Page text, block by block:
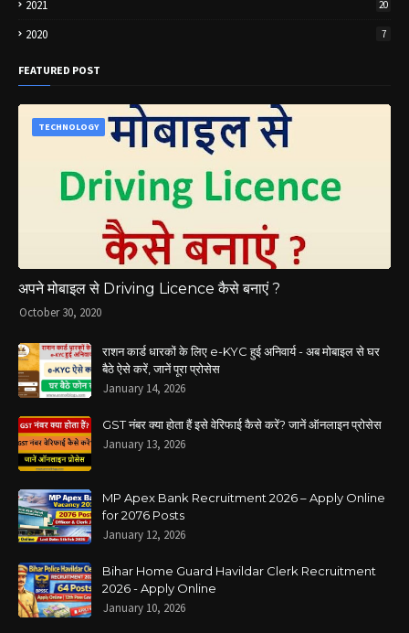
2021 20
2020 7
FEATURED POST
TECHNOLOGY
अपने मोबाइल से Driving Licence कैसे बनाएं ?
October 30, 2020
राशन कार्ड धारकों के लिए e-KYC हुई अनिवार्य - अब मोबाइल से घर
बैठे ऐसे करें, जानें पूरा प्रोसेस
January 14, 2026
GST नंबर क्या होता हैं इसे वेरिफाई कैसे करें? जानें ऑनलाइन प्रोसेस
January 13, 2026
MP Apex Bank Recruitment 2026 – Apply Online
for 2076 Posts
January 12, 2026
Bihar Home Guard Havildar Clerk Recruitment
2026 - Apply Online
January 10, 2026